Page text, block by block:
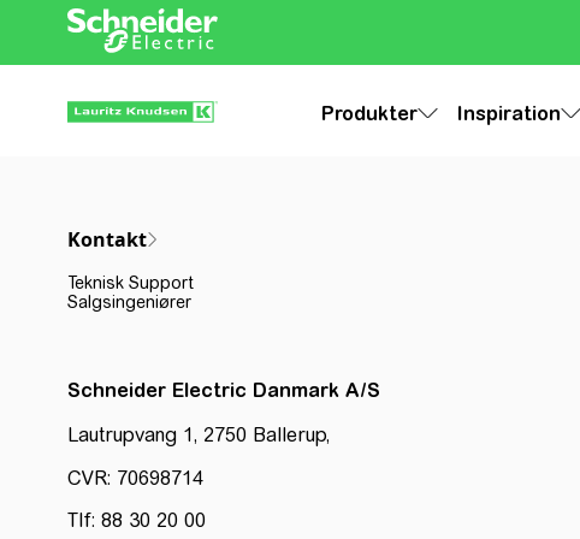
Produkter Inspiration
Kontakt
Teknisk Support
Salgsingeniører
Schneider Electric Danmark A/S
Lautrupvang 1, 2750 Ballerup,
CVR: 70698714
Tlf: 88 30 20 00